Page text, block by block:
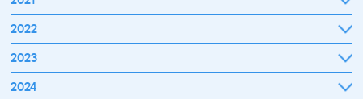
Septembre
Novembre
Décembre
2022
Janvier
Mars
Avril
2023
Janvier
2024